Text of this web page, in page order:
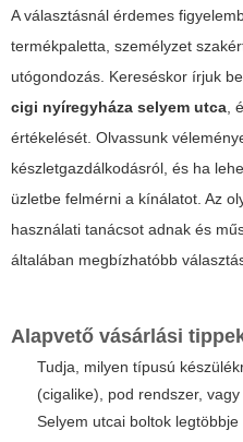
A választásnál érdemes
termékpaletta, személyzet
utógondozás. Kereséskor írjuk
cigi nyíregyháza selyem utca,
értékelését. Olvassunk
készletgazdálkodásról, és ha
üzletbe felmérni a kínálatot. Az
használati tanácsot adnak és
általában megbízhatóbb
Alapvető vásárlási
Tudja, milyen típusú
(cigalike), pod rendszer,
Selyem utcai boltok